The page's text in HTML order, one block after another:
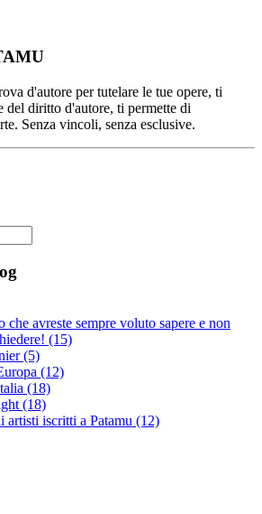
d'autore per tutelare le tue opere, ti
del diritto d'autore, ti permette di
Senza vincoli, senza esclusive.
avreste sempre voluto sapere e non
(15)
(5)
(12)
(18)
(18)
artisti iscritti a Patamu (12)